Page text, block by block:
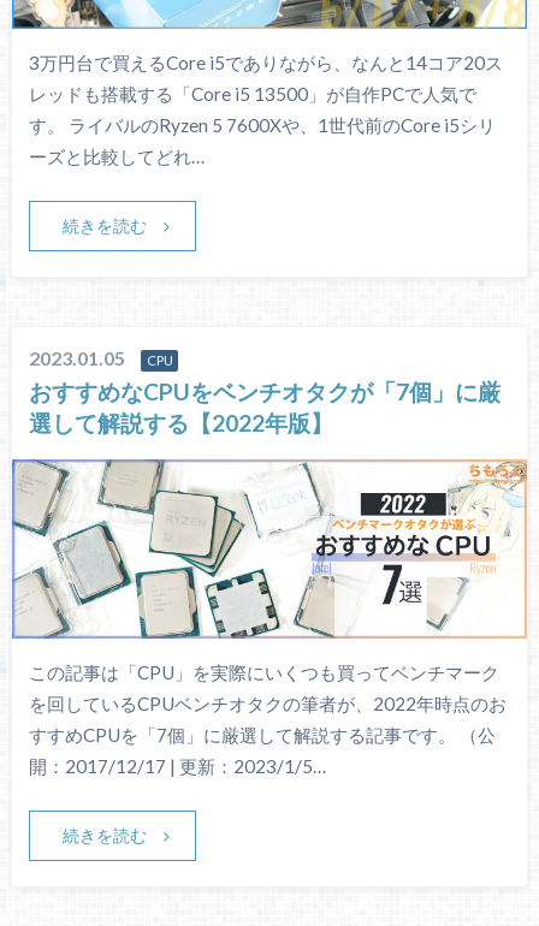
3万円台で買えるCore i5でありながら、なんと14コア20ス
レッドも搭載する「Core i5 13500」が自作PCで人気で
す。 ライバルのRyzen 5 7600Xや、1世代前のCore i5シリ
ーズと比較してどれ…
続きを読む
2023.01.05 CPU
おすすめなCPUをベンチオタクが「7個」に厳
選して解説する【2022年版】
この記事は「CPU」を実際にいくつも買ってベンチマーク
を回しているCPUベンチオタクの筆者が、2022年時点のお
すすめCPUを「7個」に厳選して解説する記事です。 （公
開：2017/12/17 | 更新：2023/1/5…
続きを読む